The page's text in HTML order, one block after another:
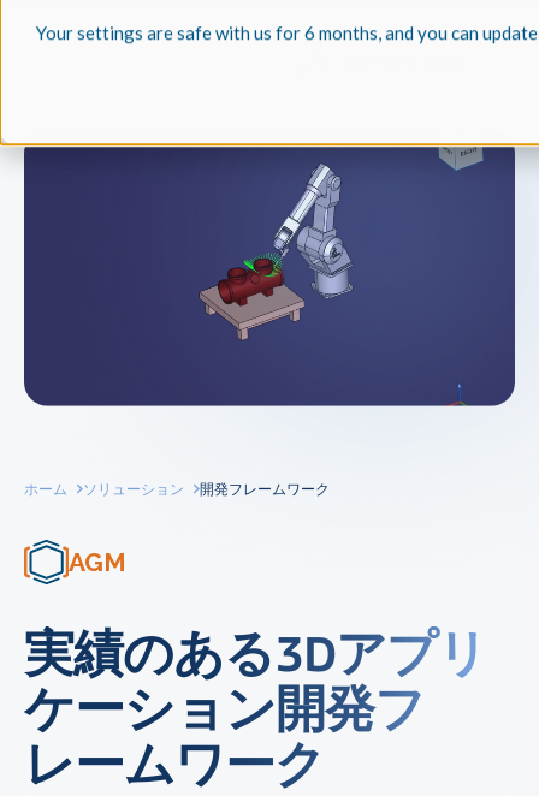
Your settings are safe with us for 6 months, and you can
ホーム ソリューション 開発フレームワーク
AGM
実績のある3Dアプリ
ケーション開発フ
レームワーク